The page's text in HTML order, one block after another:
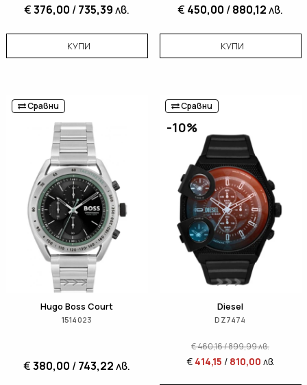
€376,00 /735,39лв.
КУПИ
€ 450,00 /880,12лв.
КУПИ
Сравни
Hugo Boss Court
1514023
€380,00 /743,22лв.
Сравни
-10%
Diesel
DZ7474
€460,16/899,99лв.
€ 414,15 / 810,00 лв.